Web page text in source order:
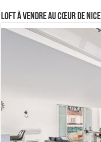
Loft à vendre au cœur de Nice